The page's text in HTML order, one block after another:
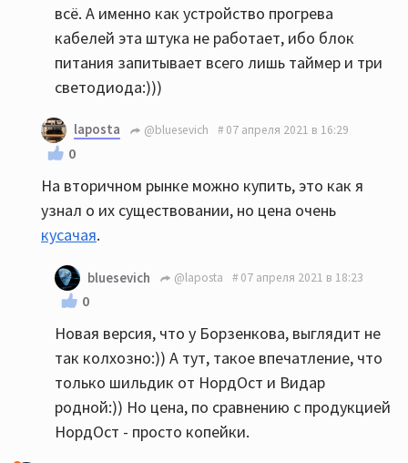
всё. А именно как устройство прогрева
кабелей эта штука не работает, ибо блок
питания запитывает всего лишь таймер и три
светодиода:)))
laposta @bluesevich 07 апреля 2021 в 16:29
0
На вторичном рынке можно купить, это как я
узнал о их существовании, но цена очень
кусачая.
bluesevich @laposta 07 апреля 2021 в 18:23
0
Новая версия, что у Борзенкова, выглядит не
так колхозно:)) А тут, такое впечатление, что
только шильдик от НордОст и Видар
родной:)) Но цена, по сравнению с продукцией
НордОст - просто копейки.